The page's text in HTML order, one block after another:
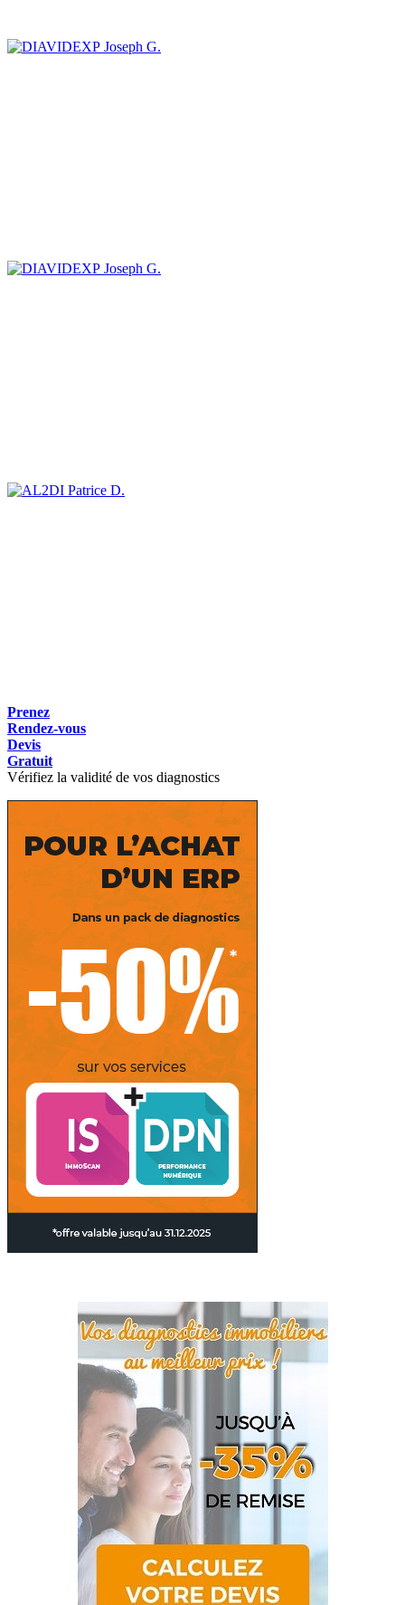
Joseph G.
Joseph G.
Patrice D.
Prenez
Rendez-vous
Devis
Gratuit
Vérifiez la validité de vos diagnostics